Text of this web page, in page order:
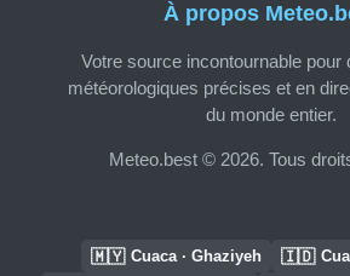
À propos
Votre source incontournable pour
météorologiques précises et en
du monde entier.
Meteo.best © 2026. Tous
🇲🇾 Cuaca · Ghaziyeh 🇮🇩